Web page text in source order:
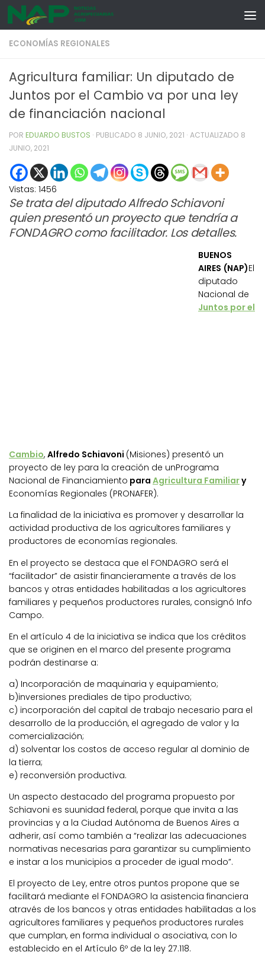
Skip to content
ECONOMÍAS REGIONALES
Agricultura familiar: Un diputado de
Juntos por el Cambio va por una ley
de financiación nacional
POR EDUARDO BUSTOS · PUBLICADO 8 JUNIO, 2021 · ACTUALIZADO 8
JUNIO, 2021
Vistas: 1456
Se trata del diputado Alfredo Schiavoni
quien presentó un proyecto que tendría a
FONDAGRO como facilitador. Los detalles.
BUENOS
AIRES (NAP)El
diputado
Nacional de
Juntos por el
Cambio, Alfredo Schiavoni (Misiones) presentó un
proyecto de ley para la creación de unPrograma
Nacional de Financiamiento para Agricultura Familiary
Economías Regionales (PRONAFER).
La finalidad de la iniciativa es promover y desarrollar la
actividad productiva de los agricultores familiares y
productores de economías regionales.
En el proyecto se destaca que el FONDAGRO será el
“facilitador” de asistir financieramente a través de los
bancos y otras entidades habilitadas a los agricultores
familiares y pequeños productores rurales, consignó Info
Campo.
En el artículo 4 de la iniciativa se indica que los créditos
que se originen en el marco del presente programa
podrán destinarse a:
a) Incorporación de maquinaria y equipamiento;
b)inversiones prediales de tipo productivo;
c) incorporación del capital de trabajo necesario para el
desarrollo de la producción, el agregado de valor y la
comercialización;
d) solventar los costos de acceso regular al dominio de
la tierra;
e) reconversión productiva.
Un aspecto destacado del programa propuesto por
Schiavoni es suunidad federal, porque que invita a las
provincias y a la Ciudad Autónoma de Buenos Aires a
adherir, así como también a “realizar las adecuaciones
normativas necesarias para garantizar su cumplimiento
e instar a los municipios a proceder de igual modo”.
El proyecto de Ley, entre otros puntos propone que se
facilitará mediante el FONDAGRO la asistencia financiera
através de los bancos y otras entidades habilitadas a los
agricultores familiares y pequeños productores rurales
que cumplan, en forma individual o asociativa, con lo
establecido en el Artículo 6º de la ley 27.118.